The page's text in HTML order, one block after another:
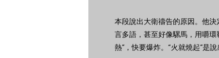
本段說出大衛禱告的原因。他
言多語，甚至好像騾馬，用嚼
熱”，快要爆炸。“火就燒起”是